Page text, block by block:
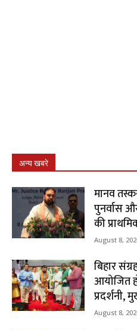
अन्य खबरे
मानव
पुनर्वास
की
August 8,
बिहार
आयोजित
प्रदर्शनी,
August 8,